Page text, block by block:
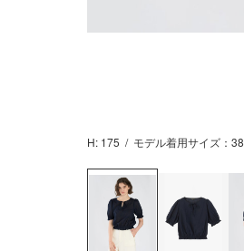
H: 175 / モデル着用サイズ：38